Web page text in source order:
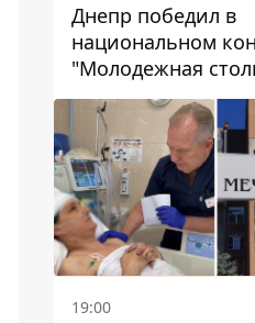
Днепр победил в
национальном
"Молодежная
Украины – 2026"
19:00